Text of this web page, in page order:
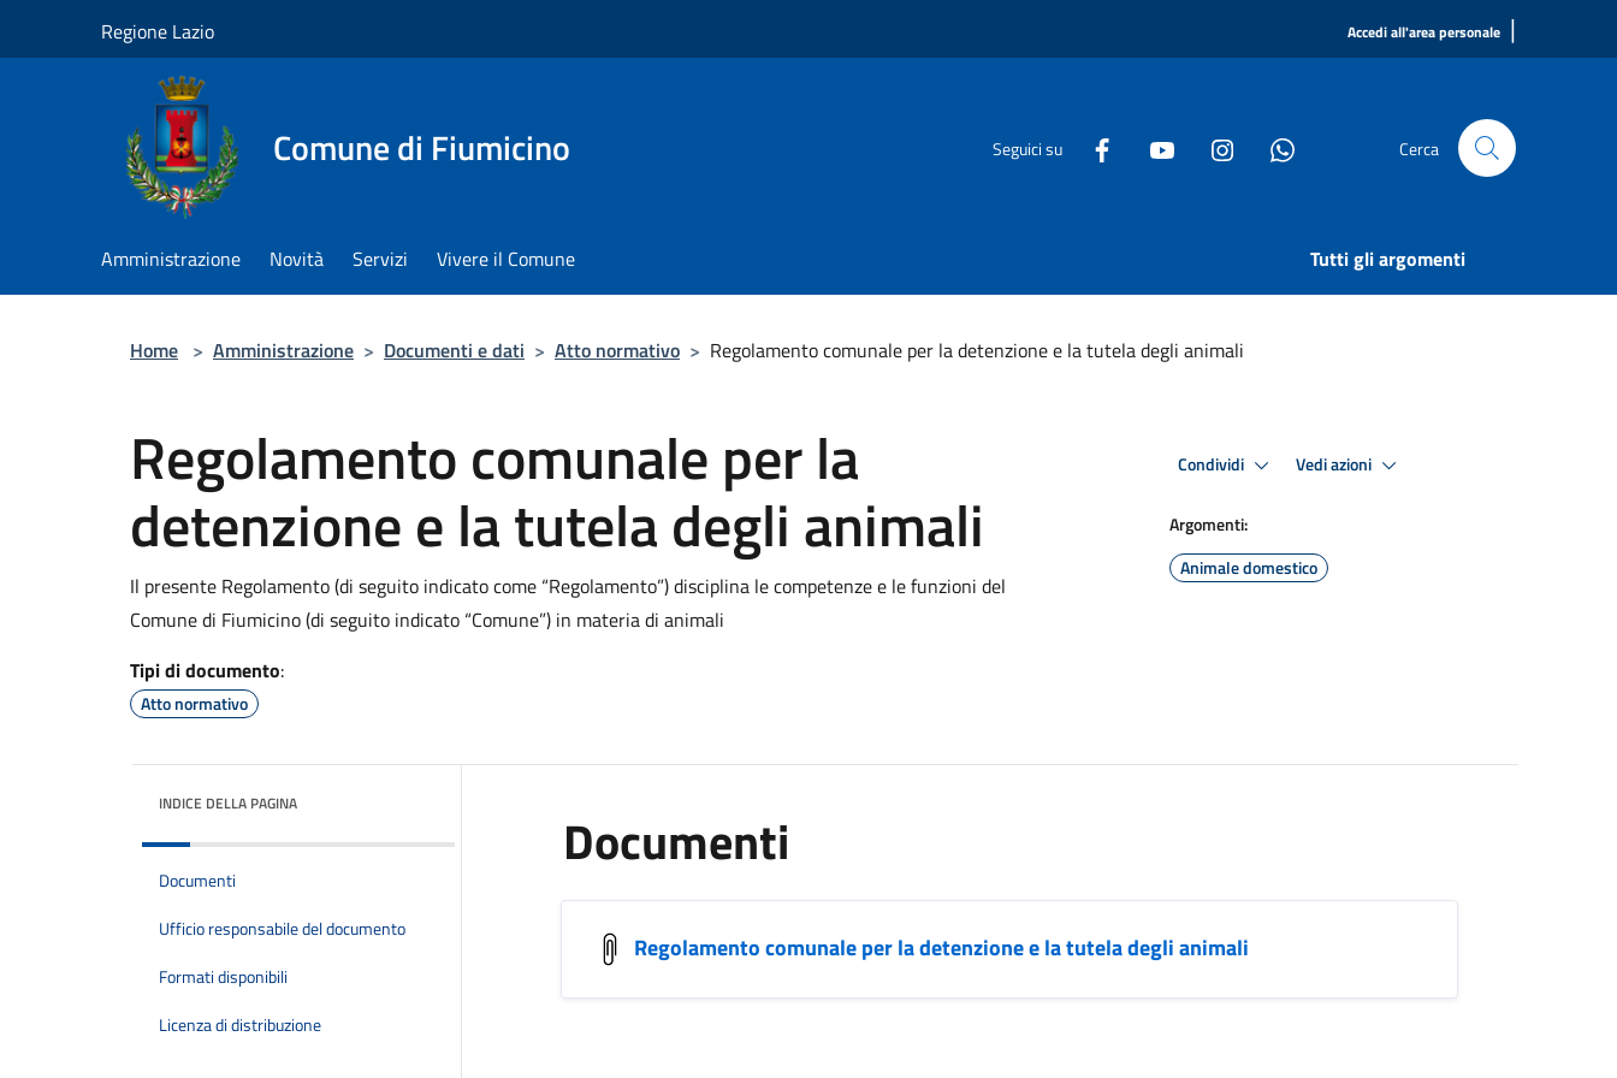
Regione Lazio Accedi all'area personale |
Comune di Fiumicino Seguici su Cerca
Amministrazione Novità Servizi Vivere il Comune Tutti gli argomenti
Home > Amministrazione > Documenti e dati > Atto normativo > Regolamento comunale per la detenzione e la tutela degli animali
Regolamento comunale per la
detenzione e la tutela degli animali
Il presente Regolamento (di seguito indicato come “Regolamento”) disciplina le competenze e le funzioni del
Comune di Fiumicino (di seguito indicato “Comune”) in materia di animali
Tipi di documento:
Atto normativo
Condividi Vedi azioni
Argomenti:
Animale domestico
INDICE DELLA PAGINA
Documenti
Ufficio responsabile del documento
Formati disponibili
Licenza di distribuzione
Documenti
Regolamento comunale per la detenzione e la tutela degli animali